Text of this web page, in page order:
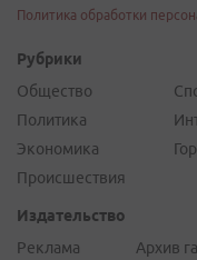
Политика обработки
Рубрики
Общество
Политика
Экономика
Происшествия
Издательство
Реклама
Архив